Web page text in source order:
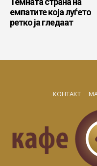
емпатите која луѓето
ретко ја гледаат
КОНТАКТ